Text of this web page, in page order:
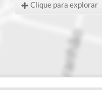
Clique para explorar